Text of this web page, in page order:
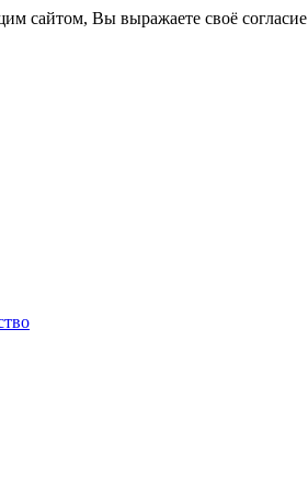
сайтом, Вы выражаете своё